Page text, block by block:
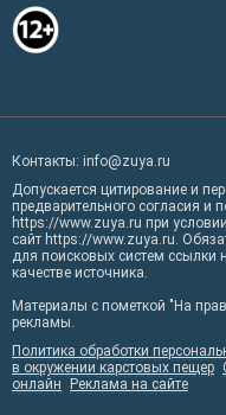
Контакты: info@zuya.ru
Допускается цитирование и
предварительного согласия и
https://www.zuya.ru при
сайт https://www.zuya.ru.
для поисковых систем ссылки
качестве источника.
Материалы с пометкой "На
рекламы.
Политика обработки
в окружении карстовых пещер
онлайн
Реклама на сайте